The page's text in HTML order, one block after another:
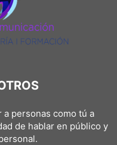
personas como tú a
de hablar en público y